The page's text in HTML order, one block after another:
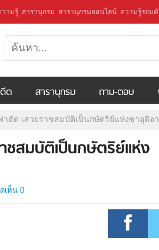
วามรู้ สารานุกรม สารานุกรมออนไลน์ ความรู้รอบตั
ต สารานุกรม ถาม-ตอบ
าฮัด เสวยราชสมบัติเป็นกษัตริย์แห่งซาอุดิอา
สมบัติเป็นกษัตริย์แห่ง
เห็น 0